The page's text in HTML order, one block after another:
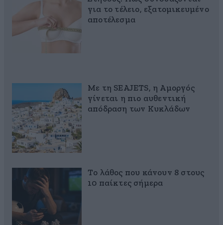
για το τέλειο, εξατομικευμένο
αποτέλεσμα
Με τη SEAJETS, η Αμοργός
γίνεται η πιο αυθεντική
απόδραση των Κυκλάδων
Το λάθος που κάνουν 8 στους
10 παίκτες σήμερα